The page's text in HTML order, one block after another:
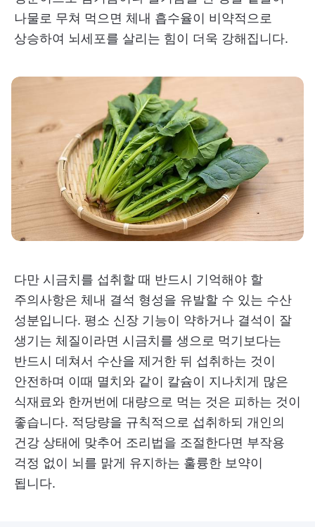
나물로 무쳐 먹으면 체내 흡수율이 비약적으로
상승하여 뇌세포를 살리는 힘이 더욱 강해집니다.
다만 시금치를 섭취할 때 반드시 기억해야 할
주의사항은 체내 결석 형성을 유발할 수 있는 수산
성분입니다. 평소 신장 기능이 약하거나 결석이 잘
생기는 체질이라면 시금치를 생으로 먹기보다는
반드시 데쳐서 수산을 제거한 뒤 섭취하는 것이
안전하며 이때 멸치와 같이 칼슘이 지나치게 많은
식재료와 한꺼번에 대량으로 먹는 것은 피하는 것이
좋습니다. 적당량을 규칙적으로 섭취하되 개인의
건강 상태에 맞추어 조리법을 조절한다면 부작용
걱정 없이 뇌를 맑게 유지하는 훌륭한 보약이
됩니다.